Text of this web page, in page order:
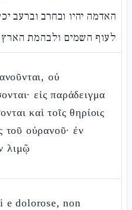
האדמה יהיו ובחרב וברעב
לעוף השמים ולבהמת הארץ
οὐ
εἰς παράδειγμα
καὶ τοῖς θηρίοις
τοῦ οὐρανοῦ· ἐν
λιμῷ
e dolorose, non